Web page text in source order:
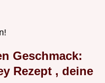
Geschmack:
Rezept , deine